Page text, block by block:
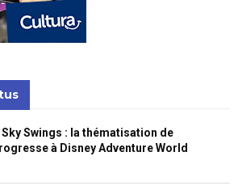
Swings : la thématisation de
à Disney Adventure World